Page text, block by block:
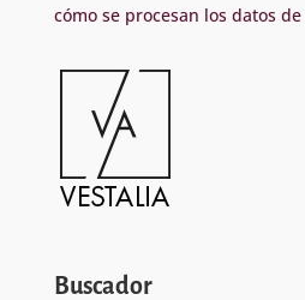
cómo se procesan los datos
Buscador